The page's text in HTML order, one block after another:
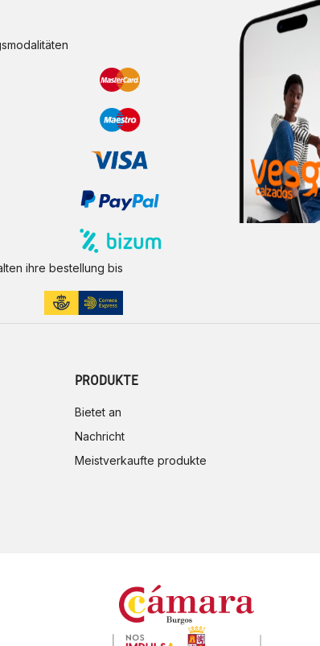
ihre bestellung bis
PRODUKTE
Bietet an
Nachricht
Meistverkaufte produkte